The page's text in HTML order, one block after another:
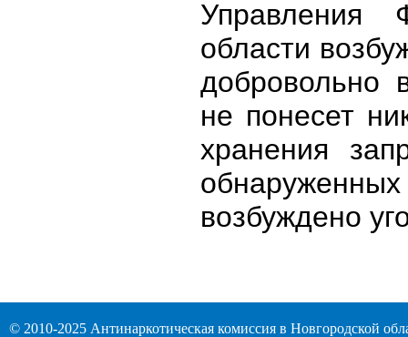
Управления
области
добровольно
не понесет
хранения
возбуждено
© 2010-2025 Антинаркотическая комиссия в Новгородской